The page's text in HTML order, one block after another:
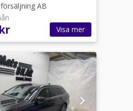
AB
Visa mer